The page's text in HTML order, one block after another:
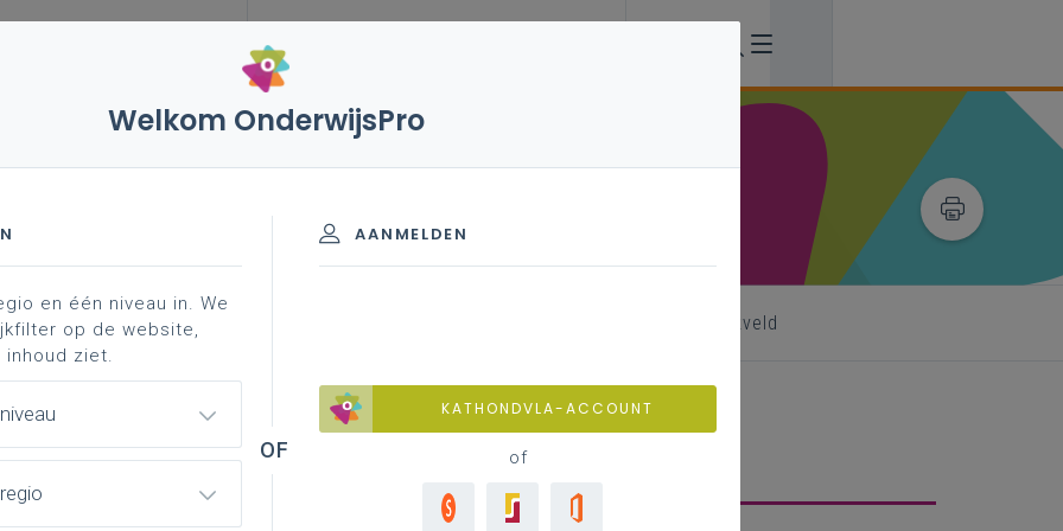
sociale vaardigheden
slag in je school uit het werkveld
vaardigheden in het team af?
Welkom OnderwijsPro
AANMELDEN
KATHONDVLA-ACCOUNT
of
en één niveau in. We
op de website,
ziet.